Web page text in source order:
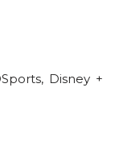
Disney +